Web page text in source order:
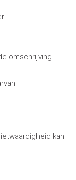
omschrijving
kan